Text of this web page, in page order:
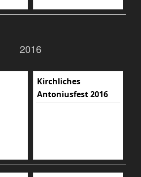
2016
Kirchliches
Antoniusfest 2016